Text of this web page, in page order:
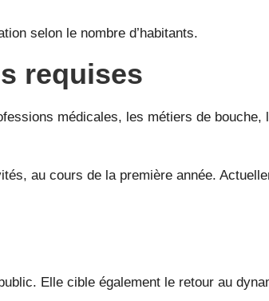
selon le nombre d’habitants.
requises
médicales, les métiers de
au cours de la première année.
Elle cible également le retour au